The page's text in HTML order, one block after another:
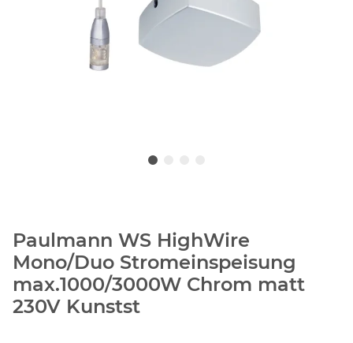
Paulmann WS HighWire
Mono/Duo Stromeinspeisung
max.1000/3000W Chrom matt
230V Kunstst